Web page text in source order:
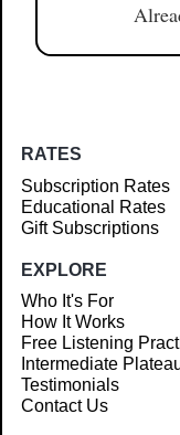
RATES
Subscription Rates
Educational Rates
Gift Subscriptions
EXPLORE
Who It's For
How It Works
Free Listening
Intermediate
Testimonials
Contact Us